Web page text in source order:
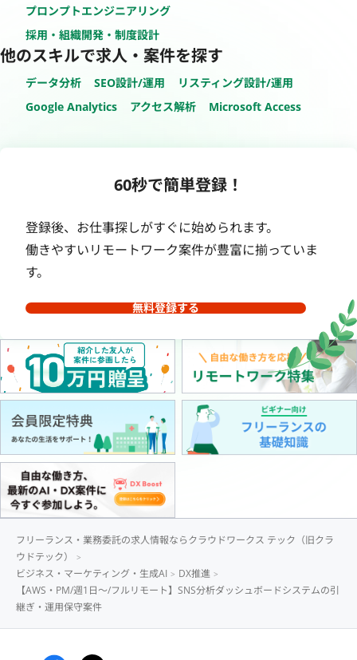
プロンプトエンジニアリング
採用・組織開発・制度設計
他のスキルで求人・案件を探す
データ分析 SEO設計/運用
リスティング設計/運用
Google Analytics
アクセス解析 Microsoft Access
60秒で簡単登録！
登録後、お仕事探しがすぐに始められます。
働きやすいリモートワーク案件が豊富に揃っていま
す。
無料登録する
フリーランス・業務委託の求人情報ならクラウドワークス テック（旧クラ
ウドテック）
ビジネス・マーケティング・生成AI
DX推進
【AWS・PM/週1日〜/フルリモート】SNS分析ダッシュボードシステムの引
継ぎ・運用保守案件